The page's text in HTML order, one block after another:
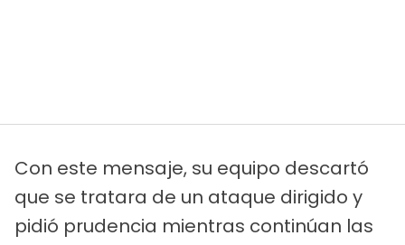
Con este mensaje, su equipo descartó
que se tratara de un ataque dirigido y
pidió prudencia mientras continúan las